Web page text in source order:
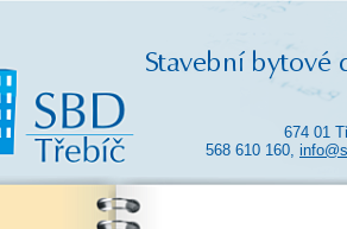
674 01
568 610 160,